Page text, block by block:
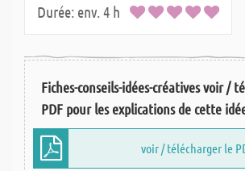
Durée: env. 4 h
Fiches-conseils-idées-créatives voir /
PDF pour les explications de cette
voir / télécharger le